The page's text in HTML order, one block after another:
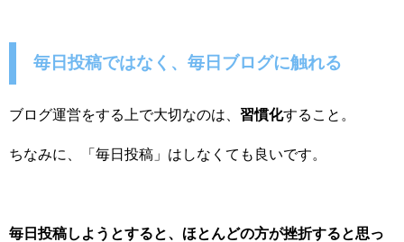
毎日投稿ではなく、毎日ブログに触れる
ブログ運営をする上で大切なのは、 習慣化すること。
ちなみに、「毎日投稿」はしなくても良いです。
毎日投稿しようとすると、ほとんどの方が挫折すると思っ